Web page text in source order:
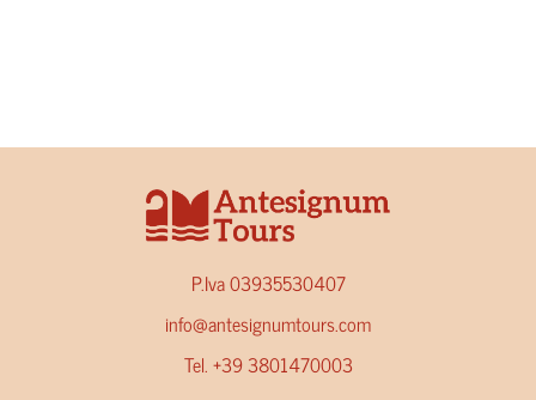
P.Iva 03935530407
info@antesignumtours.com
Tel. +39 3801470003